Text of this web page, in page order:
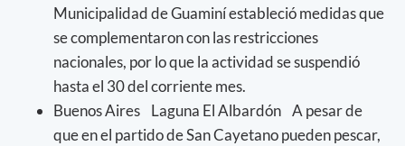
Municipalidad de Guaminí estableció medidas que
se complementaron con las restricciones
nacionales, por lo que la actividad se suspendió
hasta el 30 del corriente mes.
Buenos Aires Laguna El Albardón A pesar de
que en el partido de San Cayetano pueden pescar,